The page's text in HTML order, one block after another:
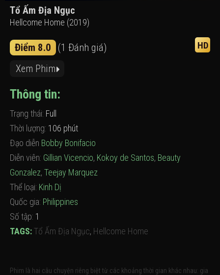
Tổ Ấm Địa Ngục
Hellcome Home (2019)
Điểm 8.0 (1 Đánh giá) HD
Xem Phim
Thông tin:
Trạng thái: Full
Thời lượng: 106 phút
Đạo diễn Bobby Bonifacio
Diễn viên: Gillian Vicencio, Kokoy de Santos, Beauty
Gonzalez, Teejay Marquez
Thể loại: Kinh Dị
Quốc gia: Philippines
Số tập: 1
TAGS:Tổ Ấm Địa Ngục, Hellcome Home
Phim là hai câu chuyện riêng biệt từ các khoảng thời gian khác nhau: gia